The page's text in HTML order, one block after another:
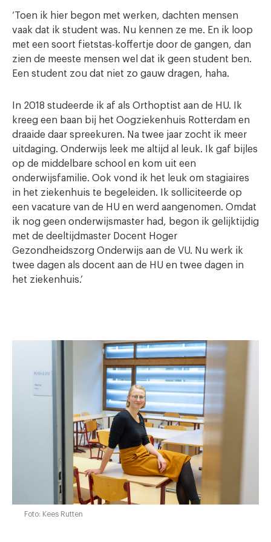
‘Toen ik hier begon met werken, dachten mensen
vaak dat ik student was. Nu kennen ze me. En ik loop
met een soort fietstas-koffertje door de gangen, dan
zien de meeste mensen wel dat ik geen student ben.
Een student zou dat niet zo gauw dragen, haha.
In 2018 studeerde ik af als Orthoptist aan de HU. Ik
kreeg een baan bij het Oogziekenhuis Rotterdam en
draaide daar spreekuren. Na twee jaar zocht ik meer
uitdaging. Onderwijs leek me altijd al leuk. Ik gaf bijles
op de middelbare school en kom uit een
onderwijsfamilie. Ook vond ik het leuk om stagiaires
in het ziekenhuis te begeleiden. Ik solliciteerde op
een vacature van de HU en werd aangenomen. Omdat
ik nog geen onderwijsmaster had, begon ik gelijktijdig
met de deeltijdmaster Docent Hoger
Gezondheidszorg Onderwijs aan de VU. Nu werk ik
twee dagen als docent aan de HU en twee dagen in
het ziekenhuis.’
Foto: Kees Rutten